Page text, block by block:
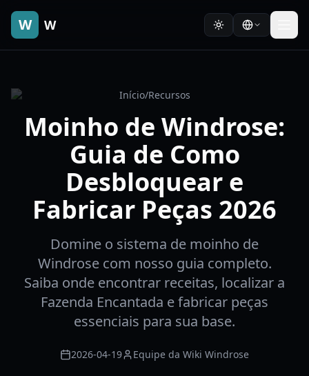
W W
Início/Recursos
Moinho de Windrose:
Guia de Como
Desbloquear e
Fabricar Peças 2026
Domine o sistema de moinho de
Windrose com nosso guia completo.
Saiba onde encontrar receitas, localizar a
Fazenda Encantada e fabricar peças
essenciais para sua base.
2026-04-19 Equipe da Wiki Windrose